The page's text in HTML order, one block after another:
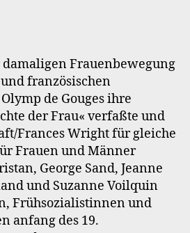
Frauenbewegung
französischen
de Gouges ihre
der Frau« verfaßte und
Frances Wright für gleiche
Frauen und Männer
George Sand, Jeanne
und Suzanne Voilquin
Frühsozialistinnen und
anfang des 19.